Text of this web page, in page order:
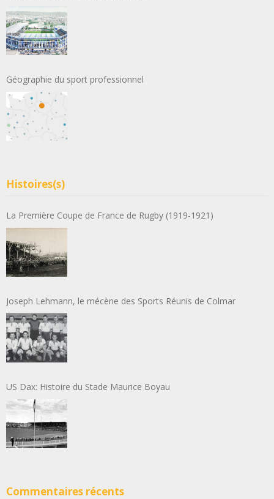
Géographie du sport professionnel
Histoires(s)
La Première Coupe de France de Rugby (1919-1921)
Joseph Lehmann, le mécène des Sports Réunis de Colmar
US Dax: Histoire du Stade Maurice Boyau
Commentaires récents